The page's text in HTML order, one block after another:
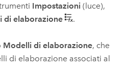
Impostazioni(luce),
di elaborazione .
Modelli di elaborazione, che
di elaborazione associati al